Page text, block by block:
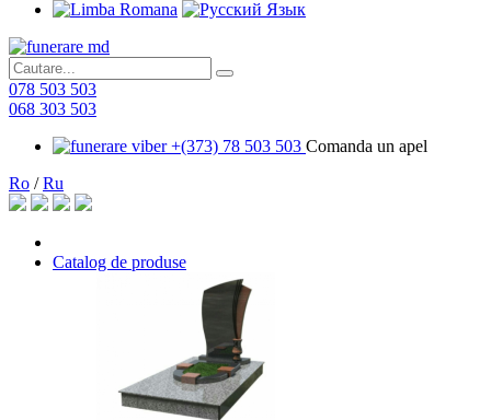
078 503 503
068 303 503
+(373) 78 503 503 Comanda un apel
Ro /Ru
Catalog de produse